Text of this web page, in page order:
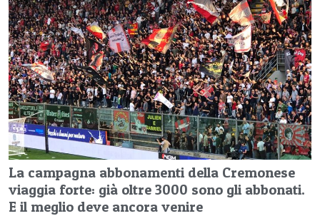
La campagna abbonamenti della Cremonese
viaggia forte: già oltre 3000 sono gli abbonati.
E il meglio deve ancora venire